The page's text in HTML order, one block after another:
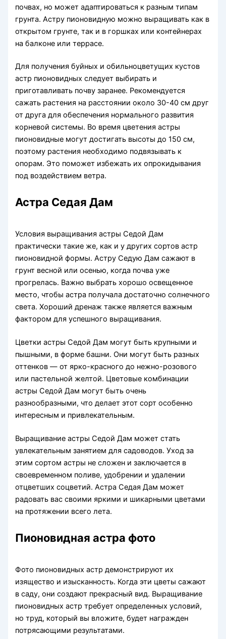
почвах, но может адаптироваться к разным типам
грунта. Астру пионовидную можно выращивать как в
открытом грунте, так и в горшках или контейнерах
на балконе или террасе.
Для получения буйных и обильноцветущих кустов
астр пионовидных следует выбирать и
приготавливать почву заранее. Рекомендуется
сажать растения на расстоянии около 30-40 см друг
от друга для обеспечения нормального развития
корневой системы. Во время цветения астры
пионовидные могут достигать высоты до 150 см,
поэтому растения необходимо подвязывать к
опорам. Это поможет избежать их опрокидывания
под воздействием ветра.
Астра Седая Дам
Условия выращивания астры Седой Дам
практически такие же, как и у других сортов астр
пионовидной формы. Астру Седую Дам сажают в
грунт весной или осенью, когда почва уже
прогрелась. Важно выбрать хорошо освещенное
место, чтобы астра получала достаточно солнечного
света. Хороший дренаж также является важным
фактором для успешного выращивания.
Цветки астры Седой Дам могут быть крупными и
пышными, в форме башни. Они могут быть разных
оттенков — от ярко-красного до нежно-розового
или пастельной желтой. Цветовые комбинации
астры Седой Дам могут быть очень
разнообразными, что делает этот сорт особенно
интересным и привлекательным.
Выращивание астры Седой Дам может стать
увлекательным занятием для садоводов. Уход за
этим сортом астры не сложен и заключается в
своевременном поливе, удобрении и удалении
отцветших соцветий. Астра Седая Дам может
радовать вас своими яркими и шикарными цветами
на протяжении всего лета.
Пионовидная астра фото
Фото пионовидных астр демонстрируют их
изящество и изысканность. Когда эти цветы сажают
в саду, они создают прекрасный вид. Выращивание
пионовидных астр требует определенных условий,
но труд, который вы вложите, будет награжден
потрясающими результатами.